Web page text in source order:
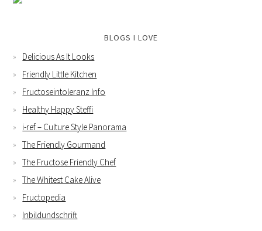
BLOGS I LOVE
Delicious As It Looks
Friendly Little Kitchen
Fructoseintoleranz Info
Healthy Happy Steffi
i-ref – Culture Style Panorama
The Friendly Gourmand
The Fructose Friendly Chef
The Whitest Cake Alive
Fructopedia
Inbildundschrift